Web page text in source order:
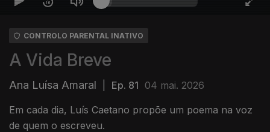
CONTROLO PARENTAL INATIVO
A Vida Breve
Ana Luísa Amaral Ep. 81 04 mai. 2026
Em cada dia, Luís Caetano propõe um poema na voz
de quem o escreveu.